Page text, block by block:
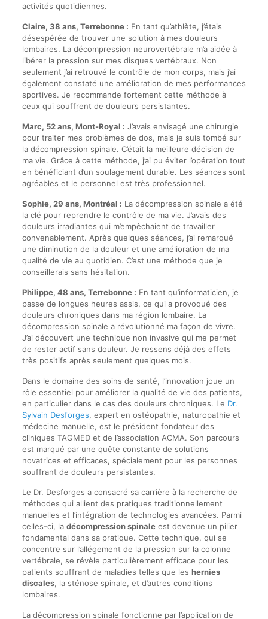
activités quotidiennes.
Claire, 38 ans, Terrebonne : En tant qu’athlète, j’étais
désespérée de trouver une solution à mes douleurs
lombaires. La décompression neurovertébrale m’a aidée à
libérer la pression sur mes disques vertébraux. Non
seulement j’ai retrouvé le contrôle de mon corps, mais j’ai
également constaté une amélioration de mes performances
sportives. Je recommande fortement cette méthode à
ceux qui souffrent de douleurs persistantes.
Marc, 52 ans, Mont-Royal : J’avais envisagé une chirurgie
pour traiter mes problèmes de dos, mais je suis tombé sur
la décompression spinale. C’était la meilleure décision de
ma vie. Grâce à cette méthode, j’ai pu éviter l’opération tout
en bénéficiant d’un soulagement durable. Les séances sont
agréables et le personnel est très professionnel.
Sophie, 29 ans, Montréal : La décompression spinale a été
la clé pour reprendre le contrôle de ma vie. J’avais des
douleurs irradiantes qui m’empêchaient de travailler
convenablement. Après quelques séances, j’ai remarqué
une diminution de la douleur et une amélioration de ma
qualité de vie au quotidien. C’est une méthode que je
conseillerais sans hésitation.
Philippe, 48 ans, Terrebonne : En tant qu’informaticien, je
passe de longues heures assis, ce qui a provoqué des
douleurs chroniques dans ma région lombaire. La
décompression spinale a révolutionné ma façon de vivre.
J’ai découvert une technique non invasive qui me permet
de rester actif sans douleur. Je ressens déjà des effets
très positifs après seulement quelques mois.
Dans le domaine des soins de santé, l’innovation joue un
rôle essentiel pour améliorer la qualité de vie des patients,
en particulier dans le cas des douleurs chroniques. Le Dr.
Sylvain Desforges, expert en ostéopathie, naturopathie et
médecine manuelle, est le président fondateur des
cliniques TAGMED et de l’association ACMA. Son parcours
est marqué par une quête constante de solutions
novatrices et efficaces, spécialement pour les personnes
souffrant de douleurs persistantes.
Le Dr. Desforges a consacré sa carrière à la recherche de
méthodes qui allient des pratiques traditionnellement
manuelles et l’intégration de technologies avancées. Parmi
celles-ci, la décompression spinaleest devenue un pilier
fondamental dans sa pratique. Cette technique, qui se
concentre sur l’allégement de la pression sur la colonne
vertébrale, se révèle particulièrement efficace pour les
patients souffrant de maladies telles que les hernies
discales, la sténose spinale, et d’autres conditions
lombaires.
La décompression spinale fonctionne par l’application de